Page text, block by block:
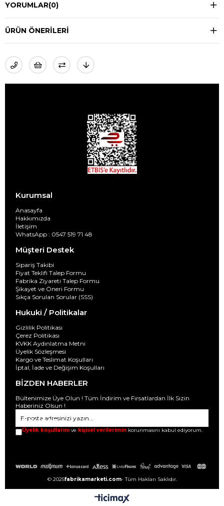
YORUMLAR(0)
ÜRÜN ÖNERILERI
Kurumsal
Anasayfa
Hakkımızda
İletişim
WhatsApp : 0547 519 71 48
Müşteri Destek
Sipariş Takibi
Fiyat Teklifi Talep Formu
Fabrika Ziyareti Talep Formu
Şikayet ve Öneri Formu
Sıkça Sorulan Sorular (SSS)
Hukuki / Politikalar
Gizlilik Politikası
Çerez Politikası
KVKK Aydınlatma Metni
Üyelik Sözleşmesi
Kargo ve Teslimat Koşulları
İptal, İade ve Değişim Koşulları
BİZDEN HABERLER
Bültenimize Üye Olun ! Tüm İndirim ve Fırsatlardan İlk Sizin
Haberiniz Olsun !
GÖNDER
Üyelik koşullarını ve kişisel verilerimin korunmasını kabul ediyorum.
© 2025fabrikamarketi.com- Tüm Hakları Saklıdır.